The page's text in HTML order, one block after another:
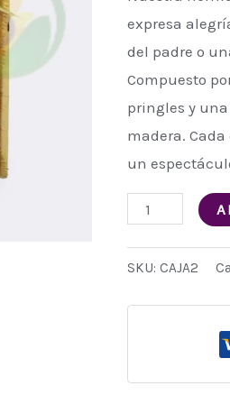
expresa
del padre o
Compuesto
pringles y
madera.
un
SKU: CAJA2